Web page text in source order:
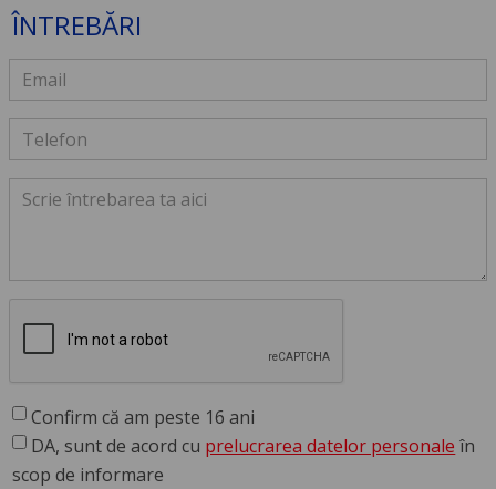
ÎNTREBĂRI
Confirm că am peste 16 ani
DA, sunt de acord cu prelucrarea datelor personale în
scop de informare